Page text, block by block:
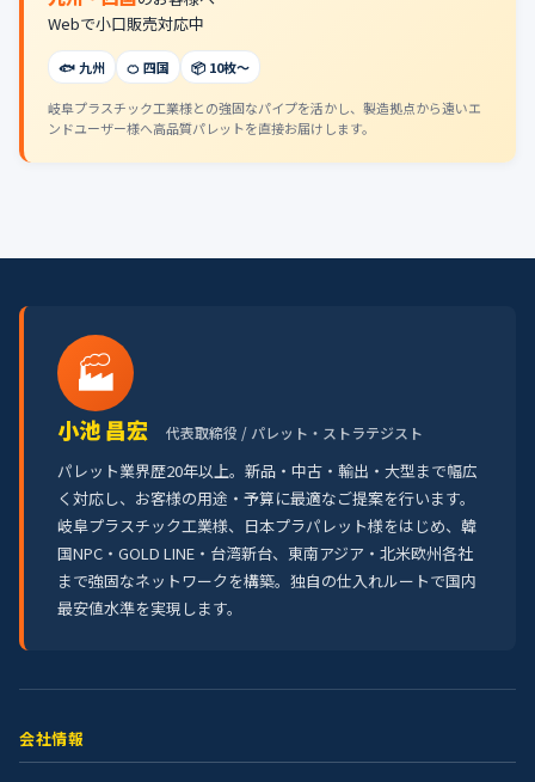
Webで小口販売対応中
🐟 九州 🍊 四国 📦 10枚〜
岐阜プラスチック工業様との強固なパイプを活かし、製造拠点から遠いエ
ンドユーザー様へ高品質パレットを直接お届けします。
🏭
小池 昌宏 代表取締役 / パレット・ストラテジスト
パレット業界歴20年以上。新品・中古・輸出・大型まで幅広
く対応し、お客様の用途・予算に最適なご提案を行います。
岐阜プラスチック工業様、日本プラパレット様をはじめ、韓
国NPC・GOLD LINE・台湾新台、東南アジア・北米欧州各社
まで強固なネットワークを構築。独自の仕入れルートで国内
最安値水準を実現します。
会社情報